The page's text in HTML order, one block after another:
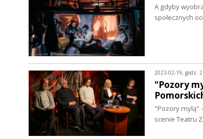
A gdyby
społecznych
2023-02-19, godz.
"Pozory
"Pozory mylą"
scenie Teatru